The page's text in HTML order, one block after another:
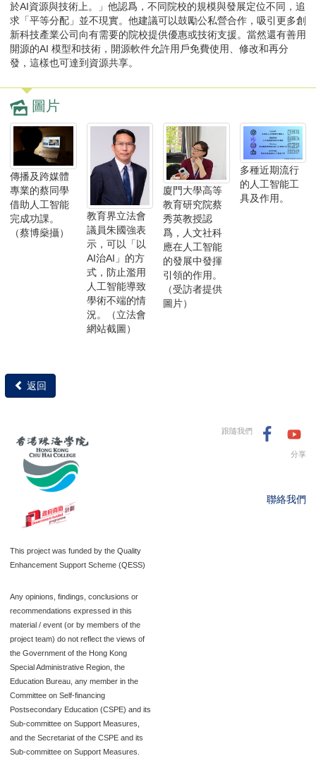
於AI資源與技術上。」他認爲，不同院校的規模與發展定位不同，追
求「平等分配」並不現實。他建議可以鼓勵公私營合作，吸引更多創
新科技產業公司向有需要的院校提供優惠或技術支援。當然還有善用
開源的AI 模型和技術，開源軟件允許用戶免費使用、修改和再分
發，這樣也可達到資源共享。
圖片
傳播及跨媒體
專業的蔡同學
借助人工智能
完成功課。
（蔡博燊攝）
教育界立法會
議員朱國強表
示，可以「以
AI治AI」的方
式，防止濫用
人工智能導致
學術不端的情
況。（立法會
網站截圖）
廈門大學高等
教育研究院蔡
秀英教授認
爲，人文社科
應在人工智能
的發展中發揮
引領的作用。
（受訪者提供
圖片）
多種近期流行
的人工智能工
具及作用。
返回
This project was funded by the Quality
Enhancement Support Scheme (QESS)
Any opinions, findings, conclusions or
recommendations expressed in this
material / event (or by members of the
project team) do not reflect the views of
the Government of the Hong Kong
Special Administrative Region, the
Education Bureau, any member in the
Committee on Self-financing
Postsecondary Education (CSPE) and its
Sub-committee on Support Measures,
and the Secretariat of the CSPE and its
Sub-committee on Support Measures.
跟隨我們
分享
聯絡我們